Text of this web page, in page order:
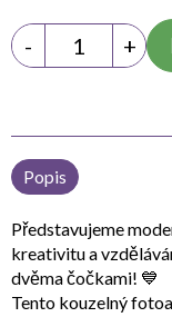
Popis
Představujeme
kreativitu a
dvěma čočkami! 💙
Tento kouzelný